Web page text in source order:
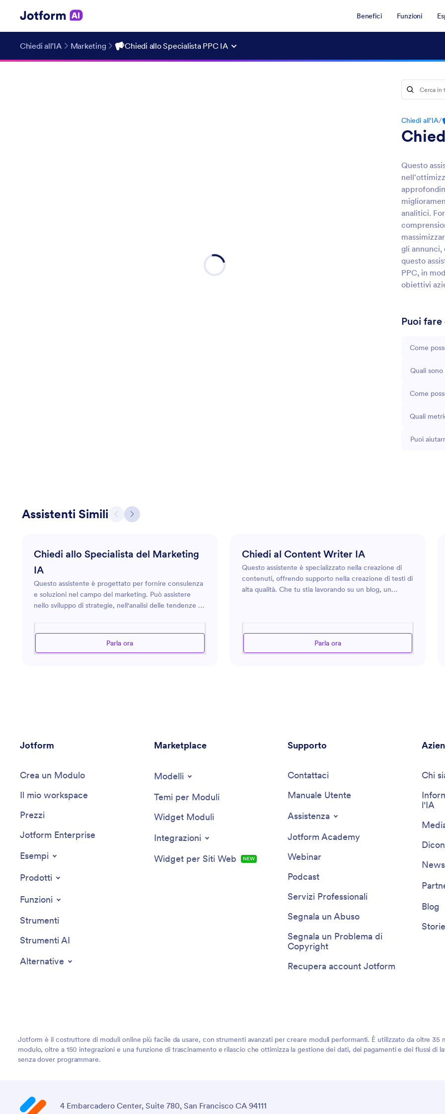
Benefici Funzioni
Chiedi all’IA Marketing Chiedi allo Specialista PPC IA
Chiedi all’IA/
Questo
analitici.
gli
questo
PPC, in
obiettivi
Puoi
Come
Quali sono
Come
Quali
Puoi
Assistenti Simili
Chiedi allo Specialista del Marketing
IA
Questo assistente è progettato per fornire consulenza
e soluzioni nel campo del marketing. Può assistere
nello sviluppo di strategie, nell'analisi delle tendenze di
migliorare la presenza online del tuo marchio o
cercando nuovi modi per coinvolgere più
Parla ora
Chiedi al Content Writer IA
Questo assistente è specializzato nella creazione di
contenuti, offrendo supporto nella creazione di testi di
alta qualità. Che tu stia lavorando su un blog, un
linguistiche e rimanendo aggiornato sulle tendenze
attuali, l'assistente garantisce che i tuoi contenuti
siano pertinenti e accattivanti. Fornisce inoltre
Parla ora
Jotform
Crea un Modulo
Il mio workspace
Prezzi
Jotform Enterprise
Esempi
Prodotti
Funzioni
Strumenti
Strumenti AI
Alternative
Marketplace
Modelli
Temi per Moduli
Widget Moduli
Integrazioni
Widget per Siti Web
NEW
Supporto
Contattaci
Manuale Utente
Assistenza
Jotform Academy
Webinar
Podcast
Servizi Professionali
Segnala un Abuso
Segnala un Problema di
Copyright
Recupera account Jotform
Chi
l'IA
Blog
Jotform è il costruttore di moduli online più facile da usare, con strumenti avanzati per creare moduli performanti. È utilizzato da oltre
modulo, oltre a 150 integrazioni e una funzione di trascinamento e rilascio che ottimizza la gestione dei dati, dei pagamenti e dei flussi di
senza dover programmare.
4 Embarcadero Center, Suite 780, San Francisco CA 94111